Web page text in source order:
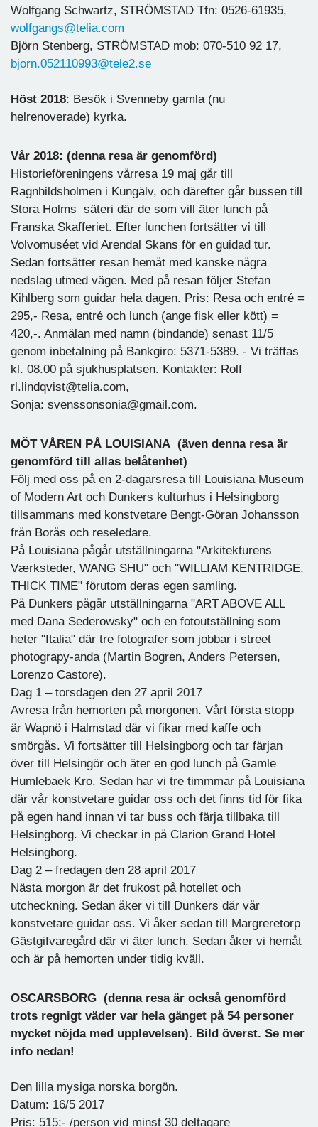
Wolfgang Schwartz, STRÖMSTAD Tfn: 0526-61935,
wolfgangs@telia.com
Björn Stenberg, STRÖMSTAD mob: 070-510 92 17,
bjorn.052110993@tele2.se
Höst 2018: Besök i Svenneby gamla (nu
helrenoverade) kyrka.
Vår 2018: (denna resa är genomförd)
Historieföreningens vårresa 19 maj går till
Ragnhildsholmen i Kungälv, och därefter går bussen till
Stora Holms säteri där de som vill äter lunch på
Franska Skafferiet. Efter lunchen fortsätter vi till
Volvomuséet vid Arendal Skans för en guidad tur.
Sedan fortsätter resan hemåt med kanske några
nedslag utmed vägen. Med på resan följer Stefan
Kihlberg som guidar hela dagen. Pris: Resa och entré =
295,- Resa, entré och lunch (ange fisk eller kött) =
420,-. Anmälan med namn (bindande) senast 11/5
genom inbetalning på Bankgiro: 5371-5389. - Vi träffas
kl. 08.00 på sjukhusplatsen. Kontakter: Rolf
rl.lindqvist@telia.com,
Sonja: svenssonsonia@gmail.com.
MÖT VÅREN PÅ LOUISIANA (även denna resa är
genomförd till allas belåtenhet)
Följ med oss på en 2-dagarsresa till Louisiana Museum
of Modern Art och Dunkers kulturhus i Helsingborg
tillsammans med konstvetare Bengt-Göran Johansson
från Borås och reseledare.
På Louisiana pågår utställningarna "Arkitekturens
Værksteder, WANG SHU" och "WILLIAM KENTRIDGE,
THICK TIME" förutom deras egen samling.
På Dunkers pågår utställningarna "ART ABOVE ALL
med Dana Sederowsky" och en fotoutställning som
heter "Italia" där tre fotografer som jobbar i street
photograpy-anda (Martin Bogren, Anders Petersen,
Lorenzo Castore).
Dag 1 – torsdagen den 27 april 2017
Avresa från hemorten på morgonen. Vårt första stopp
är Wapnö i Halmstad där vi fikar med kaffe och
smörgås. Vi fortsätter till Helsingborg och tar färjan
över till Helsingör och äter en god lunch på Gamle
Humlebaek Kro. Sedan har vi tre timmmar på Louisiana
där vår konstvetare guidar oss och det finns tid för fika
på egen hand innan vi tar buss och färja tillbaka till
Helsingborg. Vi checkar in på Clarion Grand Hotel
Helsingborg.
Dag 2 – fredagen den 28 april 2017
Nästa morgon är det frukost på hotellet och
utcheckning. Sedan åker vi till Dunkers där vår
konstvetare guidar oss. Vi åker sedan till Margreretorp
Gästgifvaregård där vi äter lunch. Sedan åker vi hemåt
och är på hemorten under tidig kväll.
OSCARSBORG (denna resa är också genomförd
trots regnigt väder var hela gänget på 54 personer
mycket nöjda med upplevelsen). Bild överst. Se mer
info nedan!
Den lilla mysiga norska borgön.
Datum: 16/5 2017
Pris: 515:- /person vid minst 30 deltagare